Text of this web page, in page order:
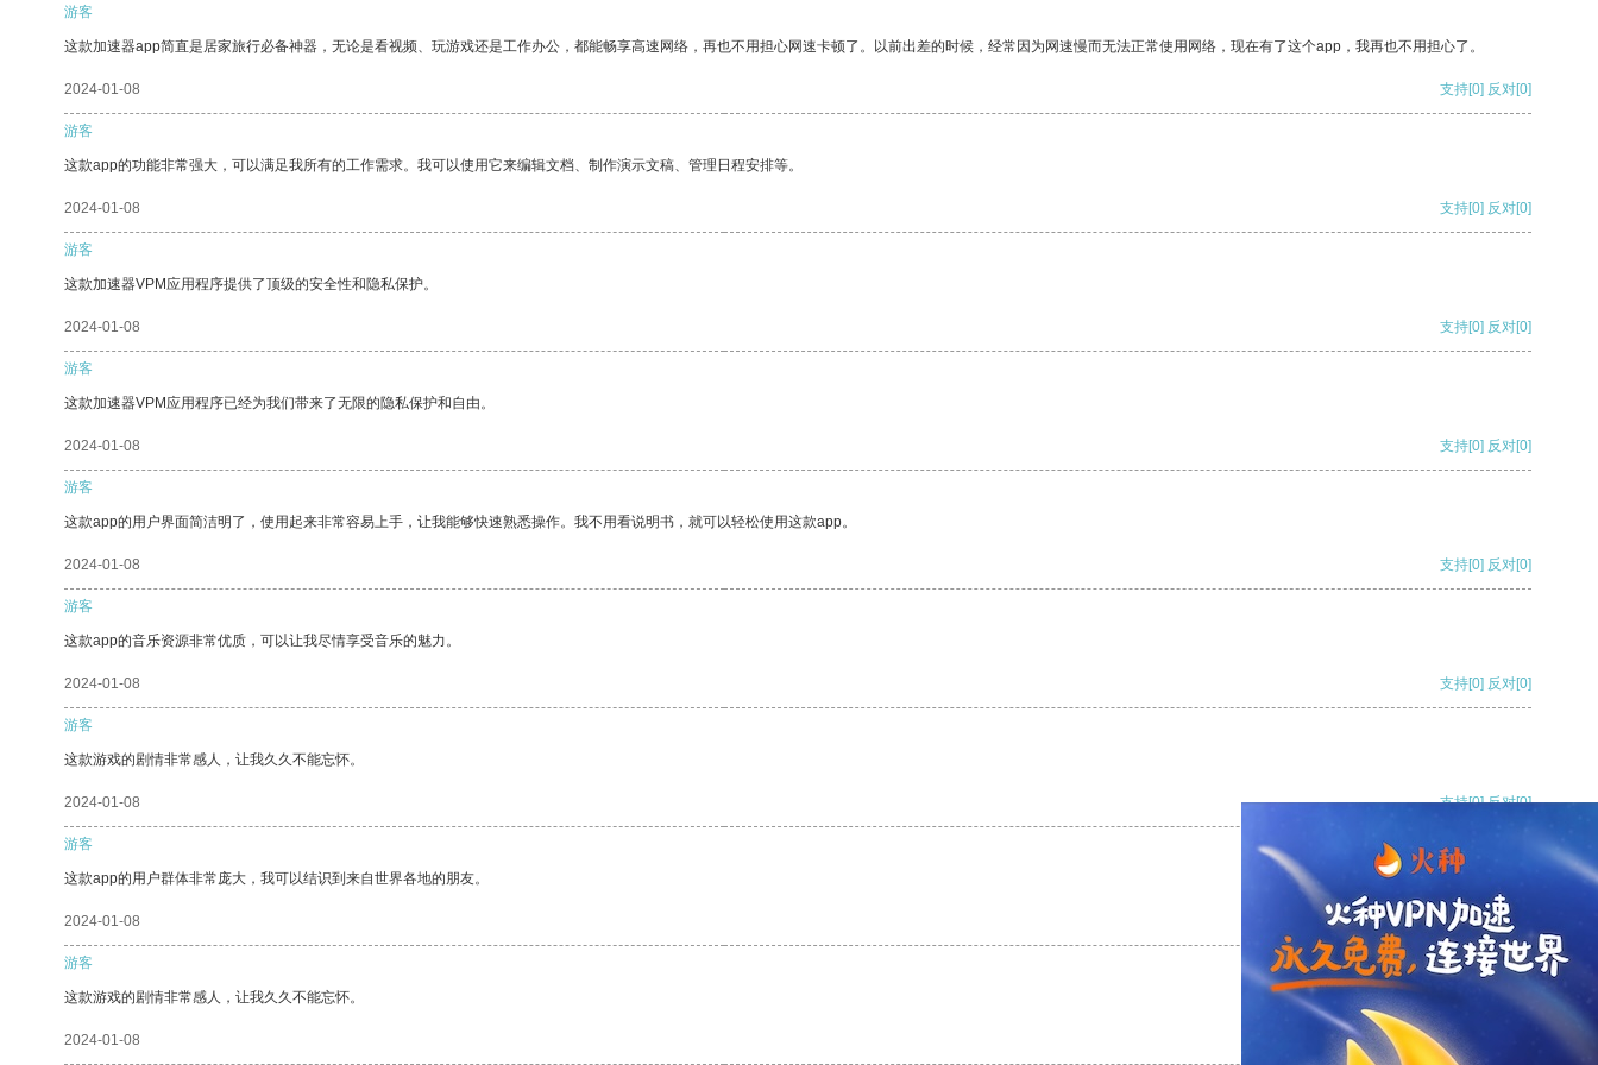
游客
这款加速器app简直是居家旅行必备神器，无论是看视频、玩游戏还是工作办公，都能畅享高速网络，再也不用担心网速卡顿了。以前出差的时候，经常因为网速慢而无法正常使用网络，现在有了这个app，我再也不用担心了。
2024-01-08 支持[0] 反对[0]
游客
这款app的功能非常强大，可以满足我所有的工作需求。我可以使用它来编辑文档、制作演示文稿、管理日程安排等。
2024-01-08 支持[0] 反对[0]
游客
这款加速器VPM应用程序提供了顶级的安全性和隐私保护。
2024-01-08 支持[0] 反对[0]
游客
这款加速器VPM应用程序已经为我们带来了无限的隐私保护和自由。
2024-01-08 支持[0] 反对[0]
游客
这款app的用户界面简洁明了，使用起来非常容易上手，让我能够快速熟悉操作。我不用看说明书，就可以轻松使用这款app。
2024-01-08 支持[0] 反对[0]
游客
这款app的音乐资源非常优质，可以让我尽情享受音乐的魅力。
2024-01-08 支持[0] 反对[0]
游客
这款游戏的剧情非常感人，让我久久不能忘怀。
2024-01-08 支持[0] 反对[0]
游客
这款app的用户群体非常庞大，我可以结识到来自世界各地的朋友。
2024-01-08 支持[0] 反对
游客
这款游戏的剧情非常感人，让我久久不能忘怀。
2024-01-08 支持